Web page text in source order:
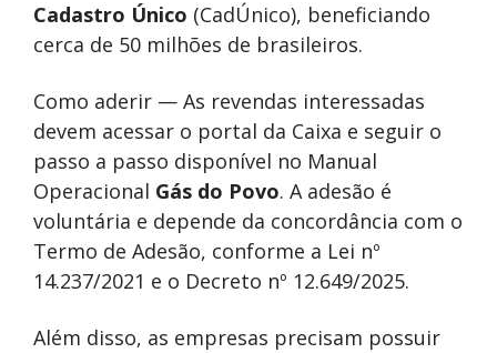
Cadastro Único (CadÚnico), beneficiando
cerca de 50 milhões de brasileiros.
Como aderir — As revendas interessadas
devem acessar o portal da Caixa e seguir o
passo a passo disponível no Manual
Operacional Gás do Povo. A adesão é
voluntária e depende da concordância com o
Termo de Adesão, conforme a Lei nº
14.237/2021 e o Decreto nº 12.649/2025.
Além disso, as empresas precisam possuir